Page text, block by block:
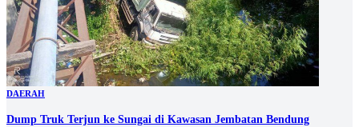
DAERAH
Dump Truk Terjun ke Sungai di Kawasan Jembatan Bendung